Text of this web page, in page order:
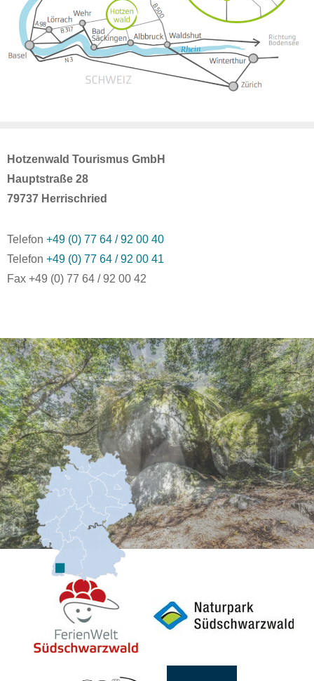
Hotzenwald Tourismus GmbH
Hauptstraße 28
79737 Herrischried
Telefon +49 (0) 77 64 / 92 00 40
Telefon +49 (0) 77 64 / 92 00 41
Fax +49 (0) 77 64 / 92 00 42